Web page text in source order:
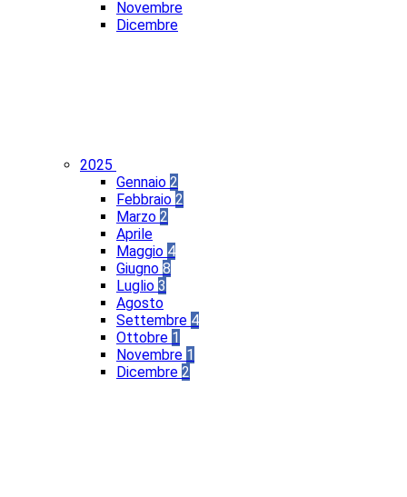
Novembre
Dicembre
2025
Gennaio 2
Febbraio 2
Marzo 2
Aprile
Maggio 4
Giugno 8
Luglio 3
Agosto
Settembre 4
Ottobre 1
Novembre 1
Dicembre 2